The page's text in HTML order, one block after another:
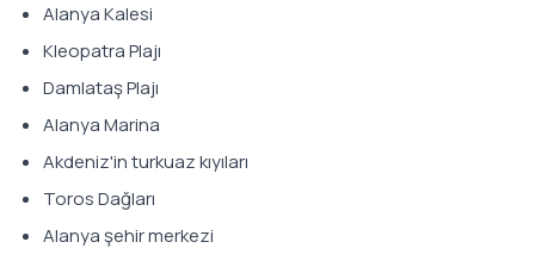
Alanya Kalesi
Kleopatra Plajı
Damlataş Plajı
Alanya Marina
Akdeniz'in turkuaz kıyıları
Toros Dağları
Alanya şehir merkezi